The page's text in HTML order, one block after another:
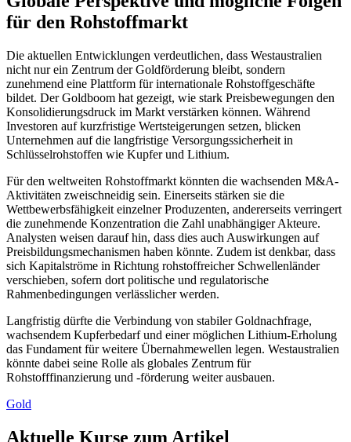
für den Rohstoffmarkt
Die aktuellen Entwicklungen verdeutlichen, dass Westaustralien
nicht nur ein Zentrum der Goldförderung bleibt, sondern
zunehmend eine Plattform für internationale Rohstoffgeschäfte
bildet. Der Goldboom hat gezeigt, wie stark Preisbewegungen den
Konsolidierungsdruck im Markt verstärken können. Während
Investoren auf kurzfristige Wertsteigerungen setzen, blicken
Unternehmen auf die langfristige Versorgungssicherheit in
Schlüsselrohstoffen wie Kupfer und Lithium.
Für den weltweiten Rohstoffmarkt könnten die wachsenden M&A-
Aktivitäten zweischneidig sein. Einerseits stärken sie die
Wettbewerbsfähigkeit einzelner Produzenten, andererseits verringert
die zunehmende Konzentration die Zahl unabhängiger Akteure.
Analysten weisen darauf hin, dass dies auch Auswirkungen auf
Preisbildungsmechanismen haben könnte. Zudem ist denkbar, dass
sich Kapitalströme in Richtung rohstoffreicher Schwellenländer
verschieben, sofern dort politische und regulatorische
Rahmenbedingungen verlässlicher werden.
Langfristig dürfte die Verbindung von stabiler Goldnachfrage,
wachsendem Kupferbedarf und einer möglichen Lithium-Erholung
das Fundament für weitere Übernahmewellen legen. Westaustralien
könnte dabei seine Rolle als globales Zentrum für
Rohstofffinanzierung und -förderung weiter ausbauen.
Gold
Aktuelle Kurse zum Artikel